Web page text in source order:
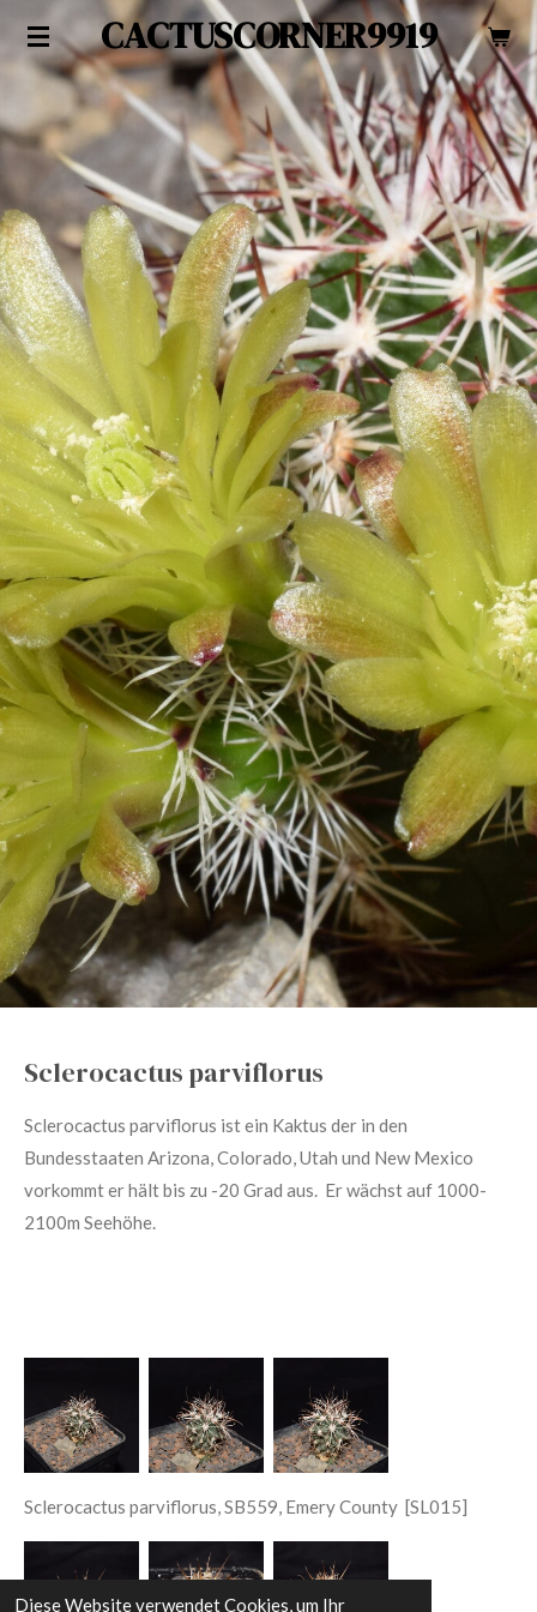
Diese Website verwendet Cookies, um Ihr
Zum
Hauptinhalt
springen
CACTUSCORNER9919
Sclerocactus parviflorus
Sclerocactus parviflorus ist ein Kaktus der in den
Bundesstaaten Arizona, Colorado, Utah und New Mexico
vorkommt er hält bis zu -20 Grad aus. Er wächst auf 1000-
2100m Seehöhe.
Sclerocactus parviflorus, SB559, Emery County [SL015]